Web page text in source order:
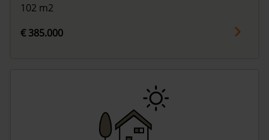
102 m2
€ 385.000